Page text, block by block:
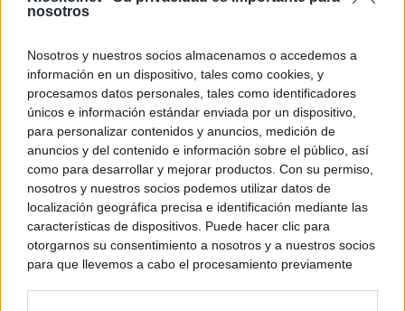
nosotros
Nosotros y nuestros socios almacenamos o accedemos a
información en un dispositivo, tales como cookies, y
procesamos datos personales, tales como identificadores
únicos e información estándar enviada por un dispositivo,
para personalizar contenidos y anuncios, medición de
anuncios y del contenido e información sobre el público, así
como para desarrollar y mejorar productos. Con su permiso,
nosotros y nuestros socios podemos utilizar datos de
localización geográfica precisa e identificación mediante las
características de dispositivos. Puede hacer clic para
otorgarnos su consentimiento a nosotros y a nuestros socios
para que llevemos a cabo el procesamiento previamente
WhatsApp,
un nuevo cruce
15 de agosto
© Kiosko.net Aviso Legal Privacidad y Cookies